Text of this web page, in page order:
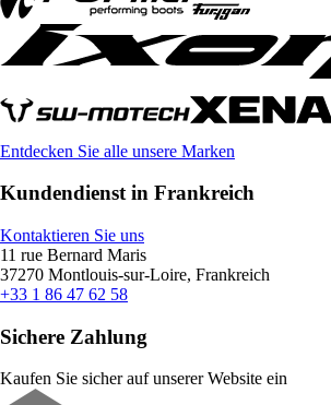
Entdecken Sie alle unsere Marken
Kundendienst in Frankreich
Kontaktieren Sie uns
11 rue Bernard Maris
37270 Montlouis-sur-Loire, Frankreich
+33 1 86 47 62 58
Sichere Zahlung
Kaufen Sie sicher auf unserer Website ein